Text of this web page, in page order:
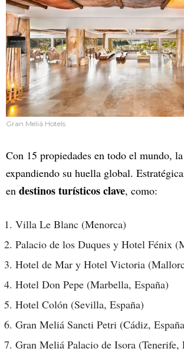
Gran Meliá Hotels
Con 15 propiedades en todo el mundo,
expandiendo su huella global.
en destinos turísticos clave, como:
Villa Le Blanc (Menorca)
Palacio de los Duques y Hotel Fénix
Hotel de Mar y Hotel Victoria
Hotel Don Pepe (Marbella, España)
Hotel Colón (Sevilla, España)
Gran Meliá Sancti Petri (Cádiz,
Gran Meliá Palacio de Isora (Tenerife,